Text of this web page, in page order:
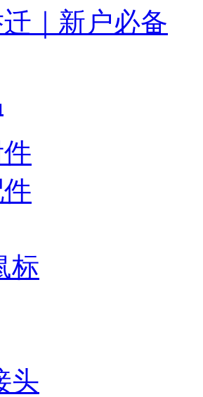
｜新户必备
标
头